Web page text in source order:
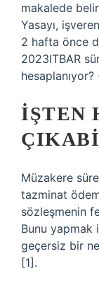
makalede
Yasayı,
2 hafta önce
2023ITBAR
İŞTEN
Müzakere
tazminat
sözleşmenin
Bunu yapmak
geçersiz bir
[1].